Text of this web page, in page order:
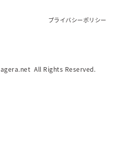
プライバシーポリシー
All Rights Reserved.